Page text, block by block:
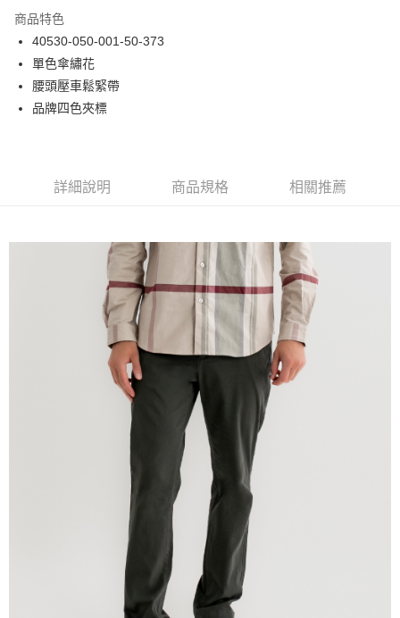
悠遊付
Google Pay
貨到付款
每筆NT$120，滿NT$1,500(含以上)免運費
商品特色
40530-050-001-50-373
單色傘繡花
腰頭壓車鬆緊帶
品牌四色夾標
詳細說明 商品規格 相關推薦